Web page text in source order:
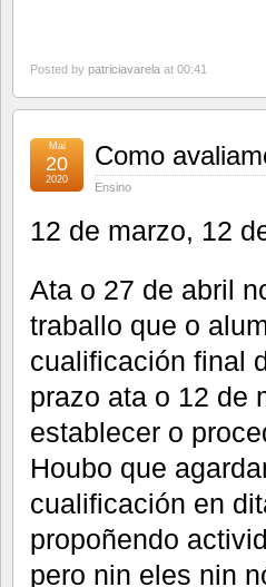
Posted by patriciavarela at 00:41
Como
Ensino
Mai
20
2020
12 de marzo, 12
Ata o 27 de abril
traballo que o
cualificación final
prazo ata o 12 de
establecer o
Houbo que
cualificación en
propoñendo
pero nin eles nin